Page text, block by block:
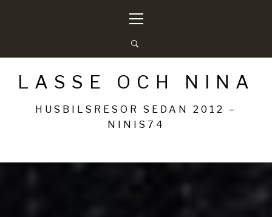
meny
LASSE OCH NINA
HUSBILSRESOR SEDAN 2012 –
NINIS74